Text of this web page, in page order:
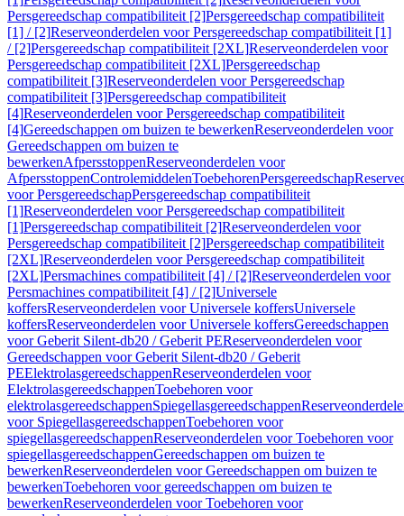
Persgereedschap compatibiliteit [2]Persgereedschap compatibiliteit
[1] / [2]Reserveonderdelen voor Persgereedschap compatibiliteit [1]
/ [2]Persgereedschap compatibiliteit [2XL]Reserveonderdelen voor
Persgereedschap compatibiliteit [2XL]Persgereedschap
compatibiliteit [3]Reserveonderdelen voor Persgereedschap
compatibiliteit [3]Persgereedschap compatibiliteit
[4]Reserveonderdelen voor Persgereedschap compatibiliteit
[4]Gereedschappen om buizen te bewerkenReserveonderdelen voor
Gereedschappen om buizen te
bewerkenAfpersstoppenReserveonderdelen voor
AfpersstoppenControlemiddelenToebehorenPersgereedschap
voor PersgereedschapPersgereedschap compatibiliteit
[1]Reserveonderdelen voor Persgereedschap compatibiliteit
[1]Persgereedschap compatibiliteit [2]Reserveonderdelen voor
Persgereedschap compatibiliteit [2]Persgereedschap compatibiliteit
[2XL]Reserveonderdelen voor Persgereedschap compatibiliteit
[2XL]Persmachines compatibiliteit [4] / [2]Reserveonderdelen voor
Persmachines compatibiliteit [4] / [2]Universele
koffersReserveonderdelen voor Universele koffersUniversele
koffersReserveonderdelen voor Universele koffersGereedschappen
voor Geberit Silent-db20 / Geberit PEReserveonderdelen voor
Gereedschappen voor Geberit Silent-db20 / Geberit
PEElektrolasgereedschappenReserveonderdelen voor
ElektrolasgereedschappenToebehoren voor
elektrolasgereedschappenSpiegellasgereedschappen
voor SpiegellasgereedschappenToebehoren voor
spiegellasgereedschappenReserveonderdelen voor Toebehoren voor
spiegellasgereedschappenGereedschappen om buizen te
bewerkenReserveonderdelen voor Gereedschappen om buizen te
bewerkenToebehoren voor gereedschappen om buizen te
bewerkenReserveonderdelen voor Toebehoren voor